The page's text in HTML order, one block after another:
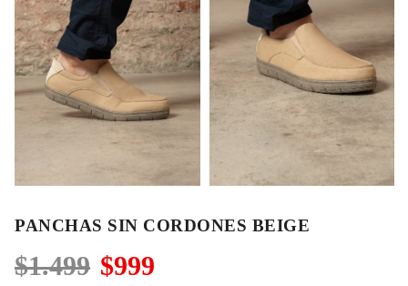
PANCHAS SIN CORDONES BEIGE
$1.499 El
$999